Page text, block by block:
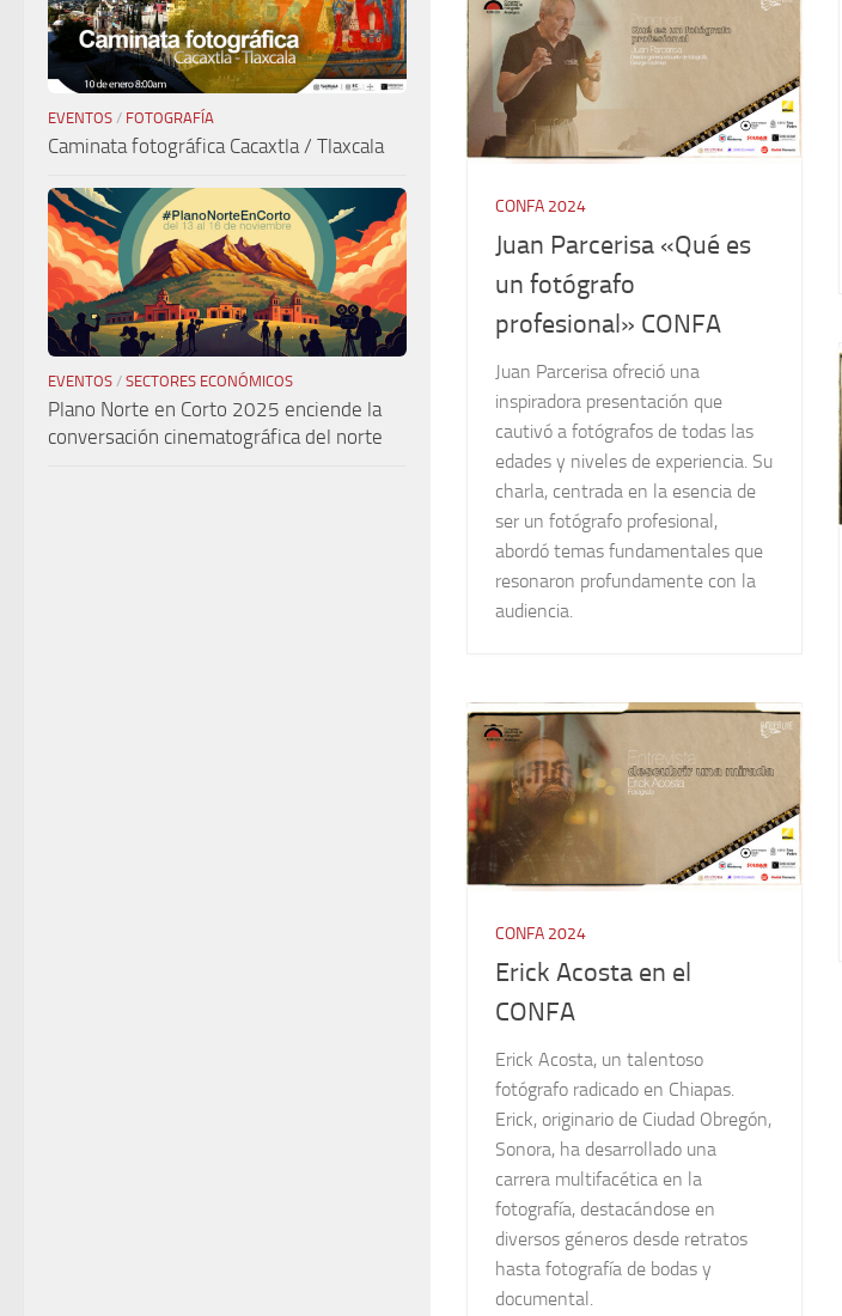
CONFA 2024
Juan Parcerisa «Qué es
un fotógrafo
profesional» CONFA
Juan Parcerisa ofreció una
inspiradora presentación que
cautivó a fotógrafos de todas las
edades y niveles de experiencia. Su
charla, centrada en la esencia de
ser un fotógrafo profesional,
abordó temas fundamentales que
resonaron profundamente con la
audiencia.
CONFA 2024
Erick Acosta en el
CONFA
Erick Acosta, un talentoso
fotógrafo radicado en Chiapas.
Erick, originario de Ciudad Obregón,
Sonora, ha desarrollado una
carrera multifacética en la
fotografía, destacándose en
diversos géneros desde retratos
hasta fotografía de bodas y
documental.
EVENTOS / FOTOGRAFÍA
Caminata fotográfica Cacaxtla / Tlaxcala
EVENTOS / SECTORES ECONÓMICOS
Plano Norte en Corto 2025 enciende la
conversación cinematográfica del norte